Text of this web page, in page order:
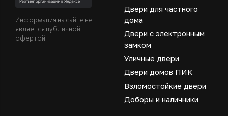
Информация на сайте не
является публичной
офертой
Двери для частного
дома
Двери с электронным
замком
Уличные двери
Двери домов ПИК
Взломостойкие двери
Доборы и наличники